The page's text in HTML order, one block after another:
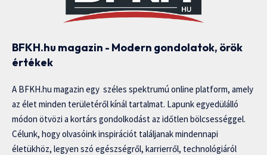
BFKH.hu magazin - Modern gondolatok, örök
értékek
A BFKH.hu magazin egy széles spektrumú online platform, amely
az élet minden területéről kínál tartalmat. Lapunk egyedülálló
módon ötvözi a kortárs gondolkodást az időtlen bölcsességgel.
Célunk, hogy olvasóink inspirációt találjanak mindennapi
életükhöz, legyen szó egészségről, karrierről, technológiáról